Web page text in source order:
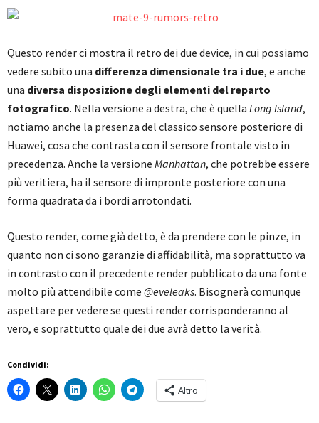
Questo render ci mostra il retro dei due device, in cui possiamo
vedere subito una differenza dimensionale tra i due, e anche
una diversa disposizione degli elementi del reparto
fotografico. Nella versione a destra, che è quella Long Island,
notiamo anche la presenza del classico sensore posteriore di
Huawei, cosa che contrasta con il sensore frontale visto in
precedenza. Anche la versione Manhattan, che potrebbe essere
più veritiera, ha il sensore di impronte posteriore con una
forma quadrata da i bordi arrotondati.
Questo render, come già detto, è da prendere con le pinze, in
quanto non ci sono garanzie di affidabilità, ma soprattutto va
in contrasto con il precedente render pubblicato da una fonte
molto più attendibile come @eveleaks. Bisognerà comunque
aspettare per vedere se questi render corrisponderanno al
vero, e soprattutto quale dei due avrà detto la verità.
Condividi:
Altro